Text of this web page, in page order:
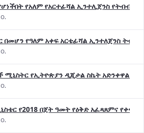
የአለም የአርተፊሻል ኢንተሊጀንስ የትብብር
በመሆን የዓለም አቀፍ አርቴፊሻል ኢንተለጀንስ
ሚኒስትር የኢትዮጵያን ዲጂታል ስኬት አድንቀዋል
የ2018 በጀት ዓመት የዕቅድ አፈጻጸምና